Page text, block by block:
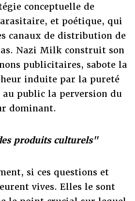
conceptuelle de
et poétique, qui
canaux de distribution de
Nazi Milk construit son
publicitaires, sabote la
induite par la pureté
public la perversion du
dominant.
produits culturels"
si ces questions et
vives. Elles le sont